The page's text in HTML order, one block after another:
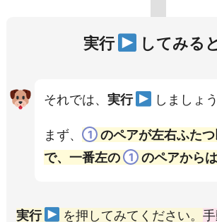
実行 してみる
それでは、実行 しましょう
まず、 1
のペアが左右ふた
で、一番左の
1 のペアから
実行 を押してみて ください。